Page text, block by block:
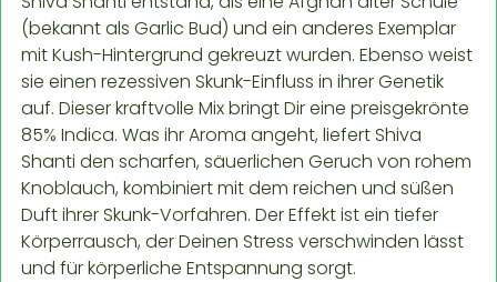
(bekannt als Garlic Bud) und ein anderes Exemplar
mit Kush-Hintergrund gekreuzt wurden. Ebenso weist
sie einen rezessiven Skunk-Einfluss in ihrer Genetik
auf. Dieser kraftvolle Mix bringt Dir eine preisgekrönte
85% Indica. Was ihr Aroma angeht, liefert Shiva
Shanti den scharfen, säuerlichen Geruch von rohem
Knoblauch, kombiniert mit dem reichen und süßen
Duft ihrer Skunk-Vorfahren. Der Effekt ist ein tiefer
Körperrausch, der Deinen Stress verschwinden lässt
und für körperliche Entspannung sorgt.